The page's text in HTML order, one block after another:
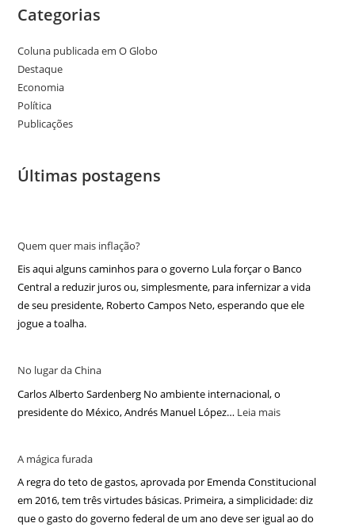
Categorias
Coluna publicada em O Globo
Destaque
Economia
Política
Publicações
Últimas postagens
Quem quer mais inflação?
Eis aqui alguns caminhos para o governo Lula forçar o Banco
Central a reduzir juros ou, simplesmente, para infernizar a vida
de seu presidente, Roberto Campos Neto, esperando que ele
jogue a toalha.
No lugar da China
Carlos Alberto Sardenberg No ambiente internacional, o
presidente do México, Andrés Manuel López… Leia mais
A mágica furada
A regra do teto de gastos, aprovada por Emenda Constitucional
em 2016, tem três virtudes básicas. Primeira, a simplicidade: diz
que o gasto do governo federal de um ano deve ser igual ao do